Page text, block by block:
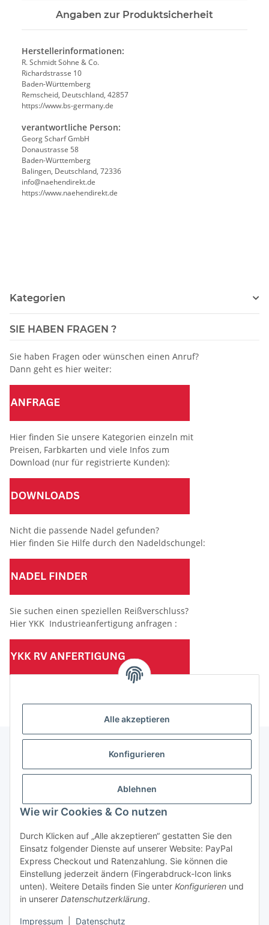
Alle akzeptieren
Konfigurieren
Ablehnen
Wie wir Cookies & Co nutzen
Durch Klicken auf „Alle akzeptieren“ gestatten Sie den
Einsatz folgender Dienste auf unserer Website: PayPal
Express Checkout und Ratenzahlung. Sie können die
Einstellung jederzeit ändern (Fingerabdruck-Icon links
unten). Weitere Details finden Sie unter Konfigurieren und
in unserer Datenschutzerklärung.
Impressum Datenschutz
Angaben zur Produktsicherheit
Herstellerinformationen:
R. Schmidt Söhne & Co.
Richardstrasse 10
Baden-Württemberg
Remscheid, Deutschland, 42857
https://www.bs-germany.de
verantwortliche Person:
Georg Scharf GmbH
Donaustrasse 58
Baden-Württemberg
Balingen, Deutschland, 72336
info@naehendirekt.de
https://www.naehendirekt.de
Kategorien
SIE HABEN FRAGEN ?
Sie haben Fragen oder wünschen einen Anruf?
Dann geht es hier weiter:
Hier finden Sie unsere Kategorien einzeln mit
Preisen, Farbkarten und viele Infos zum
Download (nur für registrierte Kunden):
Nicht die passende Nadel gefunden?
Hier finden Sie Hilfe durch den Nadeldschungel:
Sie suchen einen speziellen Reißverschluss?
Hier YKK Industrieanfertigung anfragen :
(Mindesttabnahmemenge 10 Stück je Länge und Farbe)
Informationen
Gesetzliche Informationen
Vertrag widerrufen
* Alle Preise zzgl. gesetzlicher USt., zzgl.